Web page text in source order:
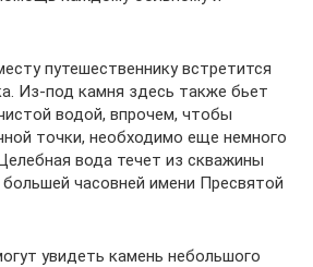
путешественнику встретится
Из-под камня здесь также бьет
водой, впрочем, чтобы
точки, необходимо еще немного
вода течет из скважины
часовней имени Пресвятой
увидеть камень небольшого